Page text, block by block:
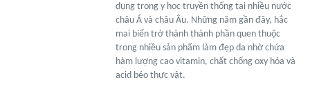
dụng trong y học truyền thống tại nhiều nước
châu Á và châu Âu. Những năm gần đây, hắc
mai biển trở thành thành phần quen thuộc
trong nhiều sản phẩm làm đẹp da nhờ chứa
hàm lượng cao vitamin, chất chống oxy hóa và
acid béo thực vật.